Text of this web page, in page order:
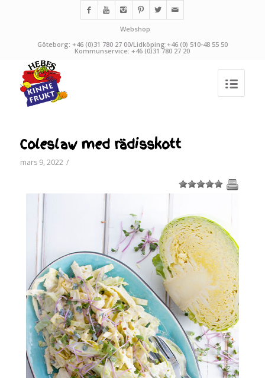
Webshop
Göteborg: +46 (0)31 780 27 00/Lidköping:+46 (0) 510-48 55 50
Kommunservice: +46 (0)31 780 27 20
Coleslaw med rädisskott
mars 9, 2022 /
1 2 3 4 5